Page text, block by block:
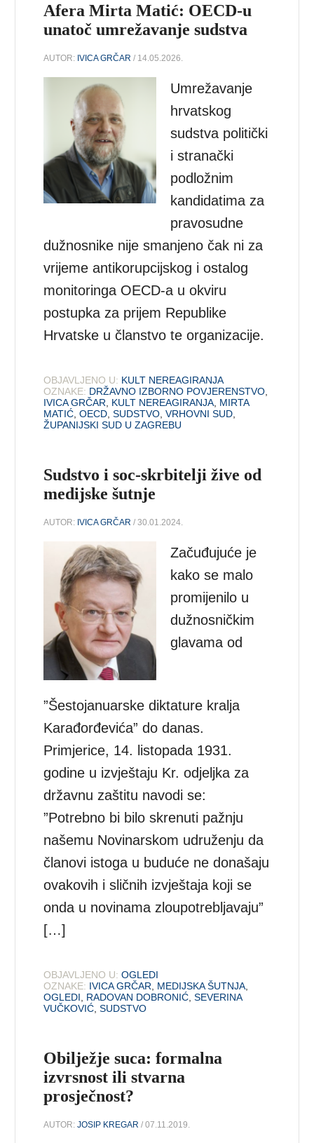
Afera Mirta Matić: OECD-u
unatoč umrežavanje sudstva
AUTOR: IVICA GRČAR / 14.05.2026.
Umrežavanje
hrvatskog
sudstva politički
i stranački
podložnim
kandidatima za
pravosudne
dužnosnike nije smanjeno čak ni za
vrijeme antikorupcijskog i ostalog
monitoringa OECD-a u okviru
postupka za prijem Republike
Hrvatske u članstvo te organizacije.
OBJAVLJENO U: KULT NEREAGIRANJA
OZNAKE: DRŽAVNO IZBORNO POVJERENSTVO
IVICA GRČAR
KULT NEREAGIRANJA MIRTA
MATIĆ ,OECD ,SUDSTVO ,VRHOVNI SUD
ŽUPANIJSKI SUD U ZAGREBU
Sudstvo i soc-skrbitelji žive od
medijske šutnje
AUTOR: IVICA GRČAR / 30.01.2024.
Začuđujuće je
kako se malo
promijenilo u
dužnosničkim
glavama od
”Šestojanuarske diktature kralja
Karađorđevića” do danas.
Primjerice, 14. listopada 1931.
godine u izvještaju Kr. odjeljka za
državnu zaštitu navodi se:
”Potrebno bi bilo skrenuti pažnju
našemu Novinarskom udruženju da
članovi istoga u buduće ne donašaju
ovakovih i sličnih izvještaja koji se
onda u novinama zloupotrebljavaju”
[…]
OBJAVLJENO U: OGLEDI
OZNAKE: IVICA GRČAR MEDIJSKA ŠUTNJA
OGLEDI
RADOVAN DOBRONIĆ ,SEVERINA
VUČKOVIĆ ,SUDSTVO
Obilježje suca: formalna
izvrsnost ili stvarna
prosječnost?
AUTOR:JOSIP KREGAR / 07.11.2019.